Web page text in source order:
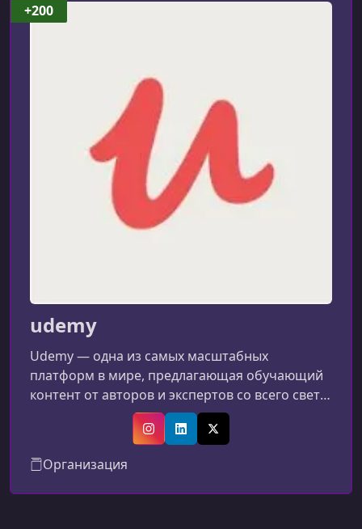
udemy
Udemy — одна из самых масштабных
платформ в мире, предлагающая обучающий
контент от авторов и экспертов со всего света.
Сервис объединяет миллионы учеников и
десятки тысяч преподавателей, создающих
темы.Основные возможности
платформыШирокий выбор тем: от
InstagramLinkedInX (Twitter)
Организация
+200